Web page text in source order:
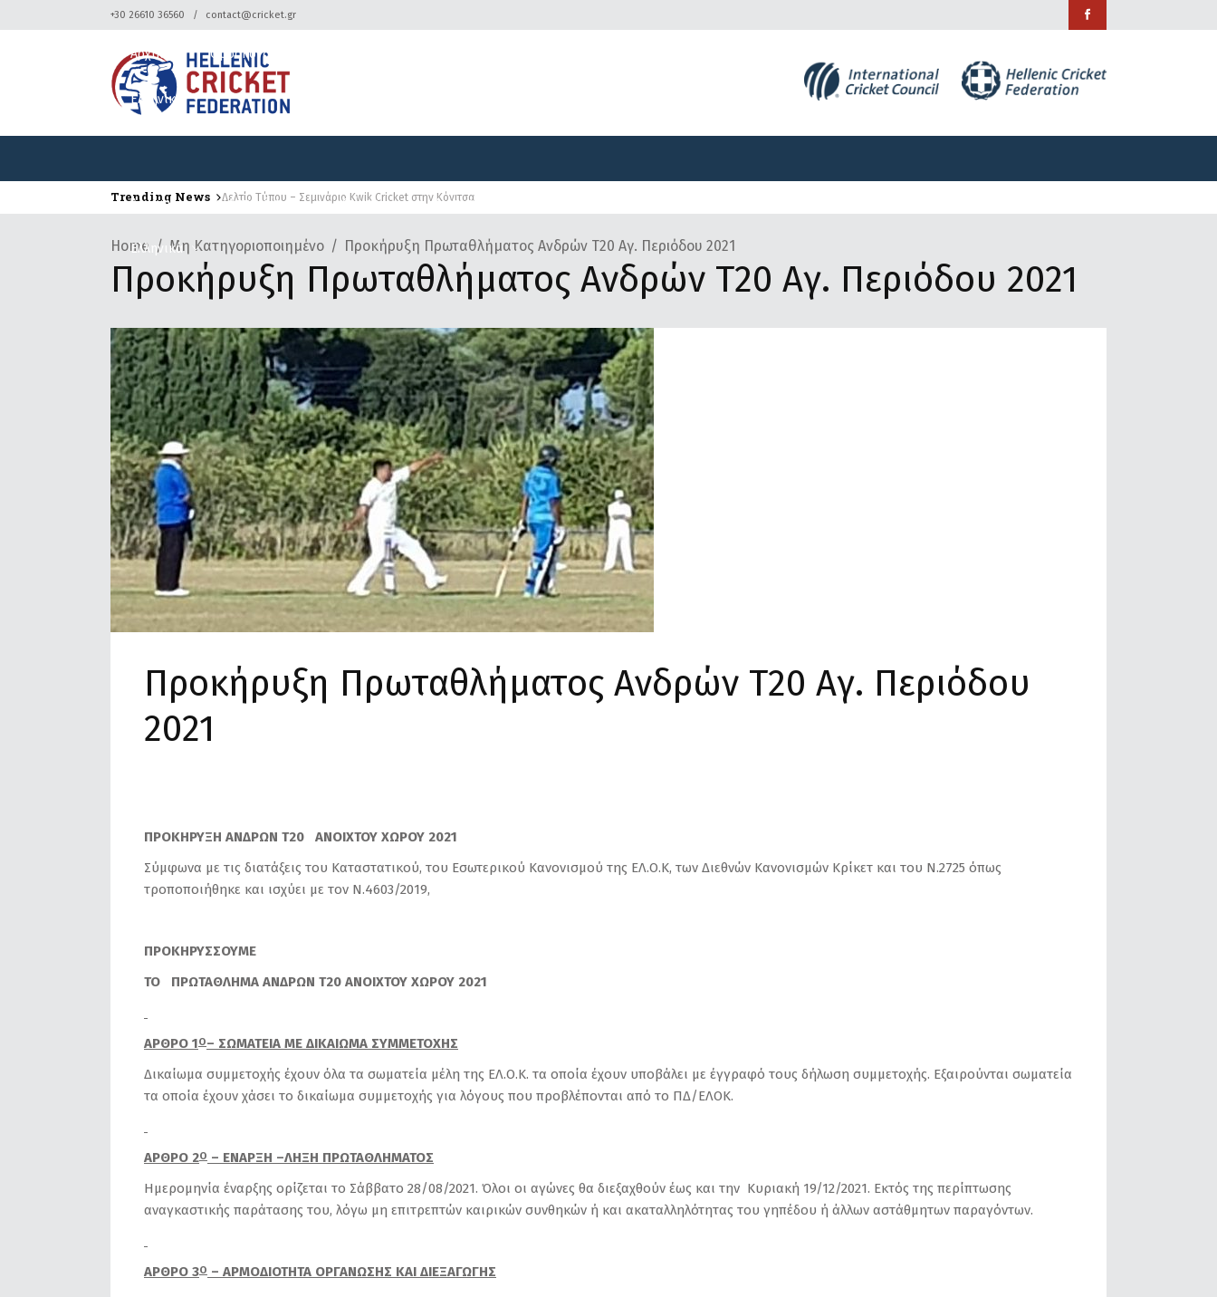
+30 26610 36560 contact@cricket.gr
Αρχική Ομοσπονδία Κρίκετ Διοργανώσεις
Ελληνικά
Αρχική Ομοσπονδία
Ελληνικά
Trending News Δελτίο Τύπου – Σεμινάριο Kwik Cricket στην Κόνιτσα
Home Μη Κατηγοριοποιημένο Προκήρυξη Πρωταθλήματος Ανδρών Τ20 Αγ. Περιόδου 2021
Προκήρυξη Πρωταθλήματος Ανδρών Τ20 Αγ. Περιόδου 2021
Προκήρυξη Πρωταθλήματος Ανδρών Τ20 Αγ. Περιόδου
2021
ΠΡΟΚΗΡΥΞΗ ΑΝΔΡΩΝ Τ20 ΑΝΟΙΧΤΟΥ ΧΩΡΟΥ 2021
Σύμφωνα με τις διατάξεις του Καταστατικού, του Εσωτερικού Kανονισμού της ΕΛ.Ο.Κ, των Διεθνών Κανονισμών Κρίκετ και του Ν.2725 όπως
τροποποιήθηκε και ισχύει με τον Ν.4603/2019,
ΠΡΟΚΗΡΥΣΣΟΥΜΕ
ΤΟ ΠΡΩΤΑΘΛΗΜΑ ΑΝΔΡΩΝ Τ20 ΑΝΟΙΧΤΟΥ ΧΩΡΟΥ 2021
ΑΡΘΡΟ 1Ο– ΣΩΜΑΤΕΙΑ ΜΕ ΔΙΚΑΙΩΜΑ ΣΥΜΜΕΤΟΧΗΣ
Δικαίωμα συμμετοχής έχουν όλα τα σωματεία μέλη της ΕΛ.Ο.Κ. τα οποία έχουν υποβάλει με έγγραφό τους δήλωση συμμετοχής. Εξαιρούνται σωματεία
τα οποία έχουν χάσει το δικαίωμα συμμετοχής για λόγους που προβλέπονται από το ΠΔ/ΕΛΟΚ.
ΑΡΘΡΟ 2Ο – ΕΝΑΡΞΗ –ΛΗΞΗ ΠΡΩΤΑΘΛΗΜΑΤΟΣ
Ημερομηνία έναρξης ορίζεται το Σάββατο 28/08/2021. Όλοι οι αγώνες θα διεξαχθούν έως και την Κυριακή 19/12/2021. Εκτός της περίπτωσης
αναγκαστικής παράτασης του, λόγω μη επιτρεπτών καιρικών συνθηκών ή και ακαταλληλότητας του γηπέδου ή άλλων αστάθμητων παραγόντων.
ΑΡΘΡΟ 3Ο – ΑΡΜΟΔΙΟΤΗΤΑ ΟΡΓΑΝΩΣΗΣ ΚΑΙ ΔΙΕΞΑΓΩΓΗΣ